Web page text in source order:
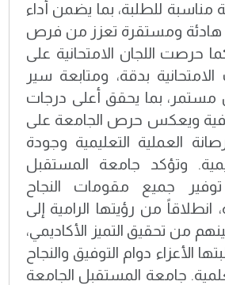
مناسبة للطلبة، بما يضمن أداء
هادئة ومستقرة تعزز من فرص
حرصت اللجان الامتحانية على
بدقة، ومتابعة سير
مستمر، بما يحقق أعلى درجات
ويعكس حرص الجامعة على
العملية التعليمية وجودة
وتؤكد جامعة المستقبل
جميع مقومات النجاح
انطلاقاً من رؤيتها الرامية إلى
من تحقيق التميز الأكاديمي،
الأعزاء دوام التوفيق والنجاح
جامعة المستقبل الجامعة